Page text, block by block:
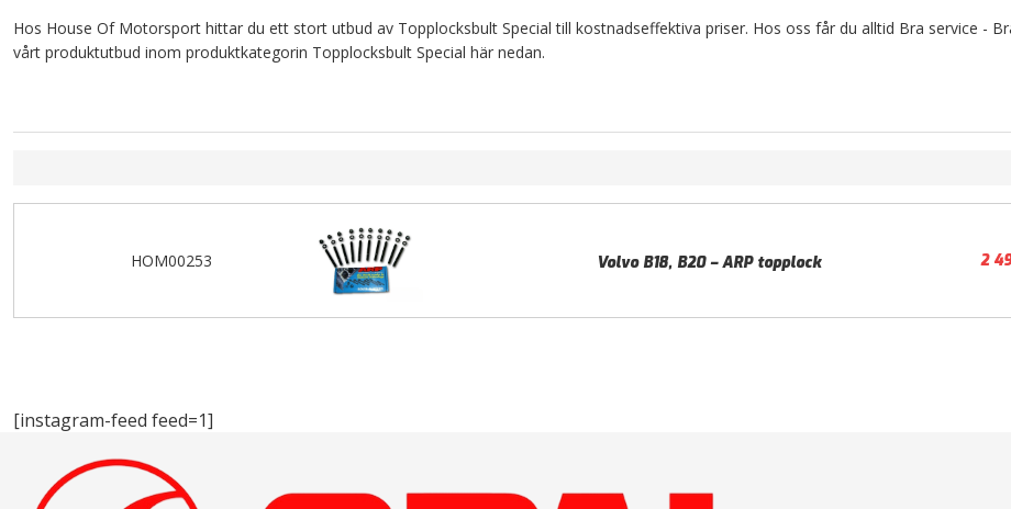
Hos House Of Motorsport hittar du ett stort utbud av Topplocksbult Special till kostnadseffektiva priser. Hos oss får du alltid Bra service -
vårt produktutbud inom produktkategorin Topplocksbult Special här nedan.
HOM00253 Volvo B18, B20 – ARP topplock 2
[instagram-feed feed=1]